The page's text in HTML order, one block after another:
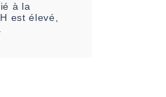
à la
est élevé,